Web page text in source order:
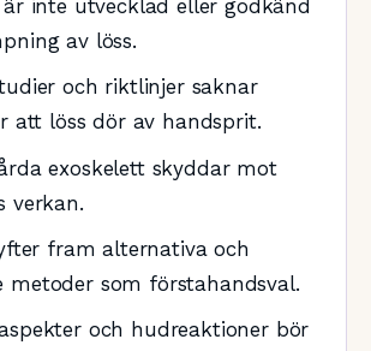
inte utvecklad eller godkänd
av löss.
och riktlinjer saknar
att löss dör av handsprit.
exoskelett skyddar mot
verkan.
fram alternativa och
metoder som förstahandsval.
och hudreaktioner bör